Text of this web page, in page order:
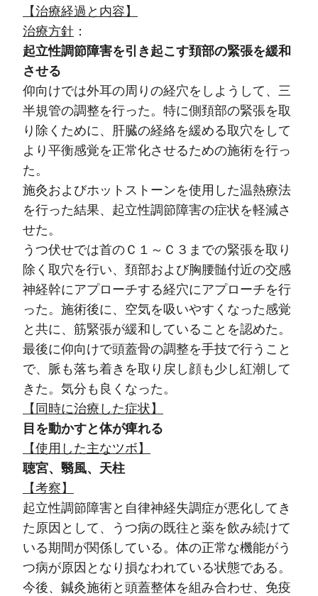
【治療経過と内容】
治療方針 ：
起立性調節障害を引き起こす頚部の緊張を緩和
させる
仰向けでは外耳の周りの経穴をしようして、三
半規管の調整を行った。特に側頚部の緊張を取
り除くために、肝臓の経絡を緩める取穴をして
より平衡感覚を正常化させるための施術を行っ
た。
施灸およびホットストーンを使用した温熱療法
を行った結果、起立性調節障害の症状を軽減さ
せた。
うつ伏せでは首のＣ１～Ｃ３までの緊張を取り
除く取穴を行い、頚部および胸腰髄付近の交感
神経幹にアプローチする経穴にアプローチを行
った。施術後に、空気を吸いやすくなった感覚
と共に、筋緊張が緩和していることを認めた。
最後に仰向けで頭蓋骨の調整を手技で行うこと
で、脈も落ち着きを取り戻し顔も少し紅潮して
きた。気分も良くなった。
【同時に治療した症状】
目を動かすと体が痺れる
【使用した主なツボ】
聴宮、翳風、天柱
【考察】
起立性調節障害と自律神経失調症が悪化してき
た原因として、うつ病の既往と薬を飲み続けて
いる期間が関係している。体の正常な機能がう
つ病が原因となり損なわれている状態である。
今後、鍼灸施術と頭蓋整体を組み合わせ、免疫